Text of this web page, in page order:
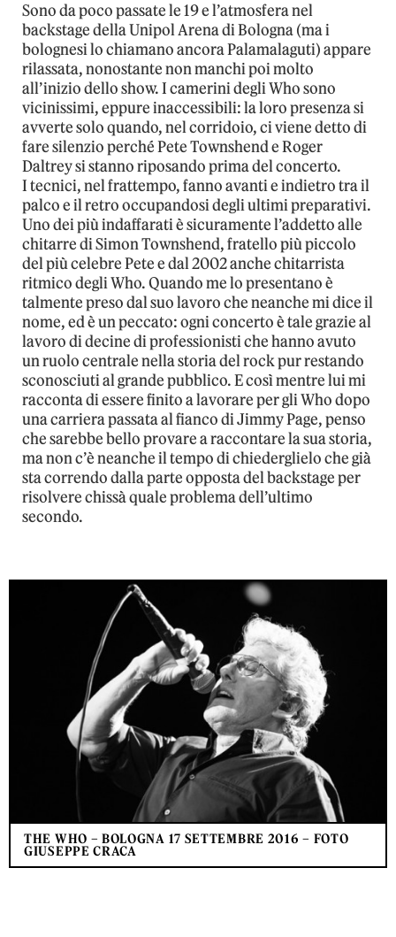
Sono da poco passate le 19 e l’atmosfera nel
backstage della Unipol Arena di Bologna (ma i
bolognesi lo chiamano ancora Palamalaguti) appare
rilassata, nonostante non manchi poi molto
all’inizio dello show. I camerini degli Who sono
vicinissimi, eppure inaccessibili: la loro presenza si
avverte solo quando, nel corridoio, ci viene detto di
fare silenzio perché Pete Townshend e Roger
Daltrey si stanno riposando prima del concerto.
I tecnici, nel frattempo, fanno avanti e indietro tra il
palco e il retro occupandosi degli ultimi preparativi.
Uno dei più indaffarati è sicuramente l’addetto alle
chitarre di Simon Townshend, fratello più piccolo
del più celebre Pete e dal 2002 anche chitarrista
ritmico degli Who. Quando me lo presentano è
talmente preso dal suo lavoro che neanche mi dice il
nome, ed è un peccato: ogni concerto è tale grazie al
lavoro di decine di professionisti che hanno avuto
un ruolo centrale nella storia del rock pur restando
sconosciuti al grande pubblico. E così mentre lui mi
racconta di essere finito a lavorare per gli Who dopo
una carriera passata al fianco di Jimmy Page, penso
che sarebbe bello provare a raccontare la sua storia,
ma non c’è neanche il tempo di chiederglielo che già
sta correndo dalla parte opposta del backstage per
risolvere chissà quale problema dell’ultimo
secondo.
THE WHO – BOLOGNA 17 SETTEMBRE 2016 – FOTO
GIUSEPPE CRACA